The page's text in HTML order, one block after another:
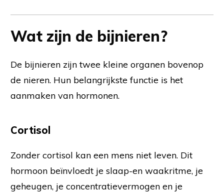
Wat zijn de bijnieren?
De bijnieren zijn twee kleine organen bovenop
de nieren. Hun belangrijkste functie is het
aanmaken van hormonen.
Cortisol
Zonder cortisol kan een mens niet leven. Dit
hormoon beïnvloedt je slaap-en waakritme, je
geheugen, je concentratievermogen en je